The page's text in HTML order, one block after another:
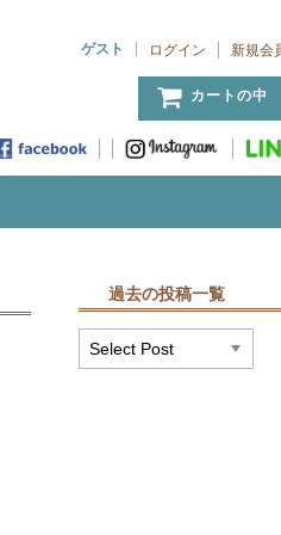
ゲスト
ログイン 新規会
カートの中
過去の投稿一覧